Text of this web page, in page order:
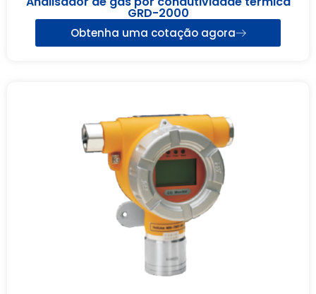
GRD-2000
Obtenha uma cotação agora